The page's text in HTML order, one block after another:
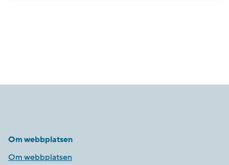
Om webbplatsen
Om webbplatsen